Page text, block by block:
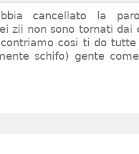
cancellato la
zii non sono tornati dai
cosi ti do tutte
schifo) gente